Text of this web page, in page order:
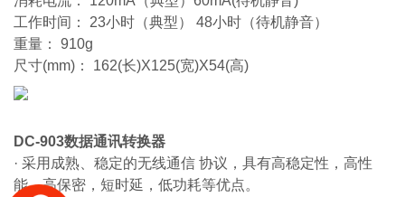
工作时间： 23小时（典型） 48小时（待机静音）
重量： 910g
尺寸(mm)： 162(长)X125(宽)X54(高)
DC-903数据通讯转换器
· 采用成熟、稳定的无线通信 协议，具有高稳定性，高性
能，高保密，短时延，低功耗等优点。